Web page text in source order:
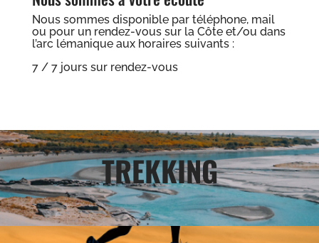
Nous sommes disponible par téléphone, mail
ou pour un rendez-vous sur la Côte et/ou dans
l’arc lémanique aux horaires suivants :
7 / 7 jours sur rendez-vous
TREKKING